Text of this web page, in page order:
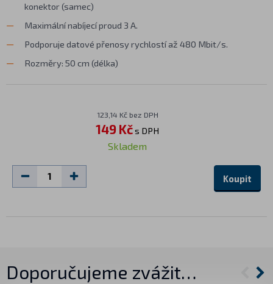
konektor (samec)
Maximální nabíjecí proud 3 A.
Podporuje datové přenosy rychlostí až 480 Mbit/s.
Rozměry: 50 cm (délka)
123,14 Kč bez DPH
149 Kčs DPH
Skladem
Koupit
Doporučujeme zvážit…